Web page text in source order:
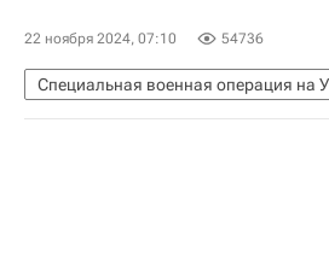
22 ноября 2024, 07:10 54736
Специальная военная операция на
Днепропетровская область